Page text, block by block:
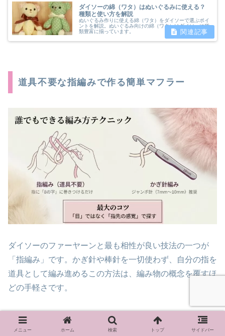
ダイソーの綿（ワタ）はぬいぐるみに使える？
種類と使い方を解説
ぬいぐるみ作りに使える綿（ワタ）をダイソーで選ぶポイ
ントを解説。ぬいぐるみ向けの綿（ワタ）はダイソーに種
類豊富に揃っています。
道具不要な指編みで作る簡単マフラー
ダイソーのファーヤーンと最も相性が良い技法の一つが
「指編み」です。かぎ針や棒針を一切使わず、自分の指を
道具として編み進めるこの方法は、編み物の概念を覆すほ
どの手軽さです。
ファーヤーンは編み目が毛足に隠れるため、多少指の動き
が不揃いになっても、完成したマフラーはふわふわとして
メニュー ホーム 検索 トップ サイドバー